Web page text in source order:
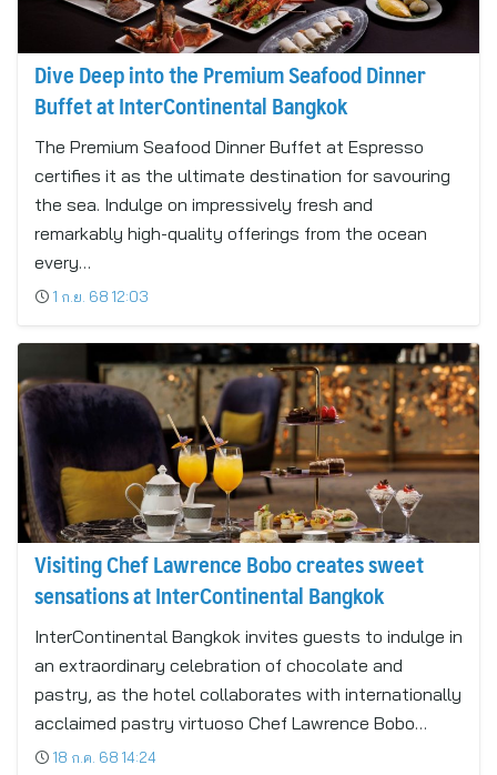
Dive Deep into the Premium Seafood Dinner
Buffet at InterContinental Bangkok
The Premium Seafood Dinner Buffet at Espresso
certifies it as the ultimate destination for savouring
the sea. Indulge on impressively fresh and
remarkably high-quality offerings from the ocean
every…
1 ก.ย. 68 12:03
Visiting Chef Lawrence Bobo creates sweet
sensations at InterContinental Bangkok
InterContinental Bangkok invites guests to indulge in
an extraordinary celebration of chocolate and
pastry, as the hotel collaborates with internationally
acclaimed pastry virtuoso Chef Lawrence Bobo…
18 ก.ค. 68 14:24